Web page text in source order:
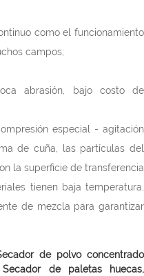
como el funcionamiento
campos;
abrasión, bajo costo de
especial - agitación
de cuña, las partículas del
la superficie de transferencia
tienen baja temperatura,
de mezcla para garantizar
de polvo concentrado
de paletas huecas,